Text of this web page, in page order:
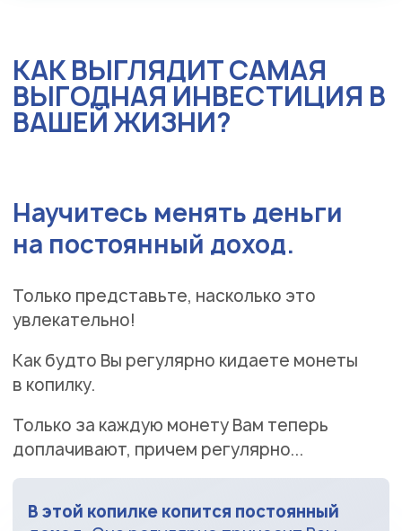
КАК ВЫГЛЯДИТ САМАЯ
ВЫГОДНАЯ ИНВЕСТИЦИЯ В
ВАШЕЙ ЖИЗНИ?
Научитесь менять деньги
на постоянный доход.
Только представьте, насколько это
увлекательно!
Как будто Вы регулярно кидаете монеты
в копилку.
Только за каждую монету Вам теперь
доплачивают, причем регулярно...
В этой копилке копится постоянный